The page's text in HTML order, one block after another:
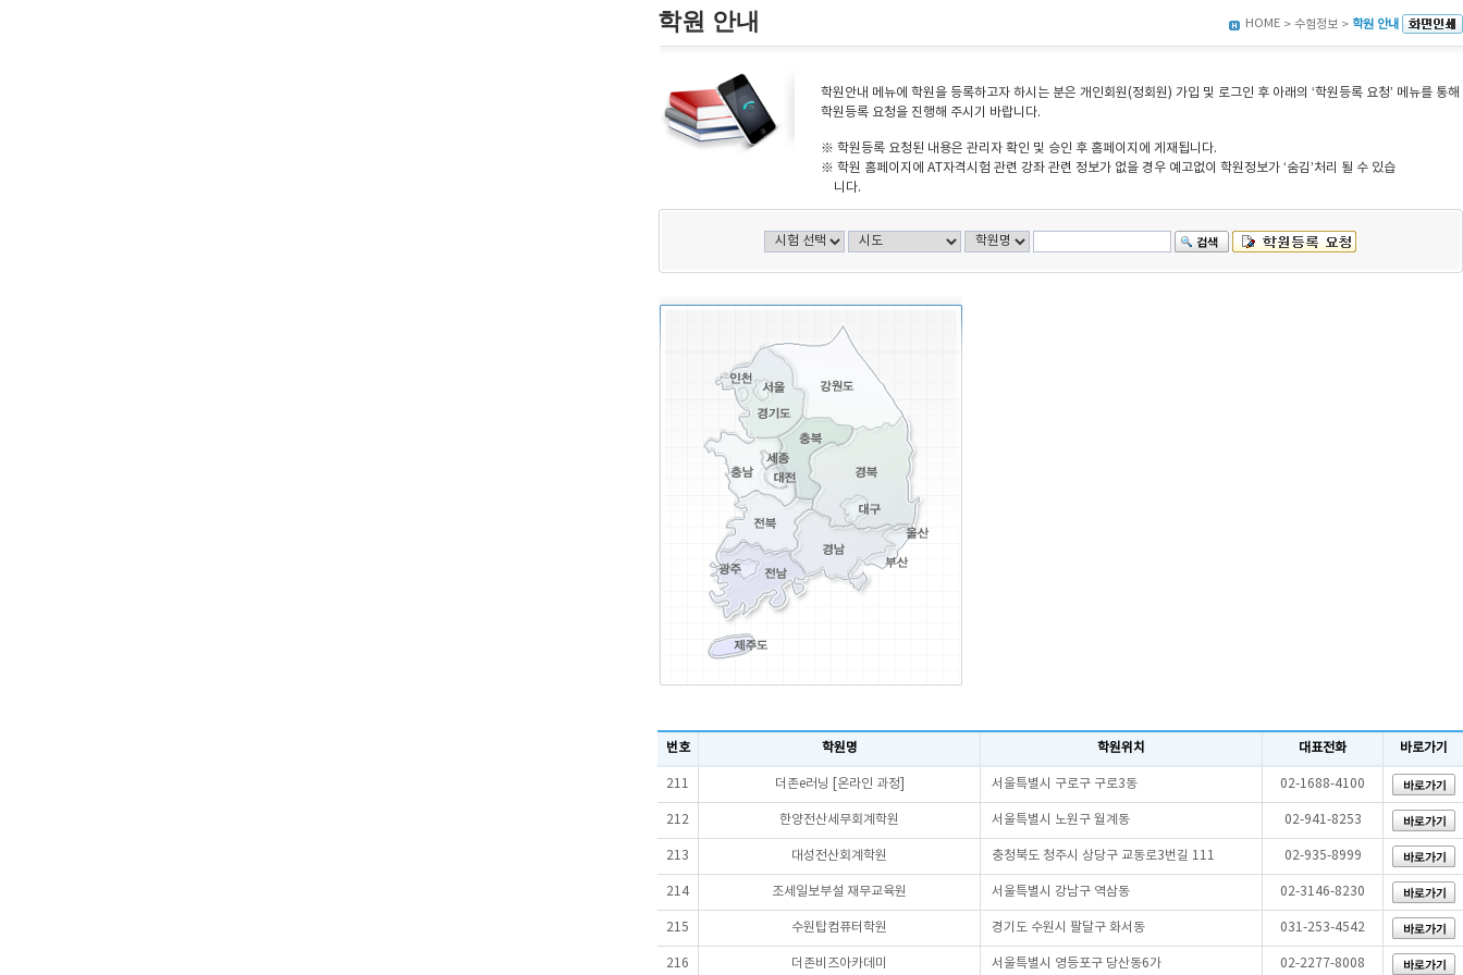
학원 안내 HOME > 수험정보 > 학원 안내
학원안내 메뉴에 학원을 등록하고자 하시는 분은 개인회원(정회원) 가입 및 로그인 후 아래의 ‘학원등록 요청’ 메뉴를 통해
학원등록 요청을 진행해 주시기 바랍니다.
※ 학원등록 요청된 내용은 관리자 확인 및 승인 후 홈페이지에 게재됩니다.
※ 학원 홈페이지에 AT자격시험 관련 강좌 관련 정보가 없을 경우 예고없이 학원정보가 ‘숨김’처리 될 수 있습
니다.
번호 학원명 학원위치 대표전화 바로가기
211 더존e러닝 [온라인 과정] 서울특별시 구로구 구로3동 02-1688-4100
212 한양전산세무회계학원 서울특별시 노원구 월계동 02-941-8253
213 대성전산회계학원 충청북도 청주시 상당구 교동로3번길 111 02-935-8999
214 조세일보부설 재무교육원 서울특별시 강남구 역삼동 02-3146-8230
215 수원탑컴퓨터학원 경기도 수원시 팔달구 화서동 031-253-4542
216 더존비즈아카데미 서울특별시 영등포구 당산동6가 02-2277-8008